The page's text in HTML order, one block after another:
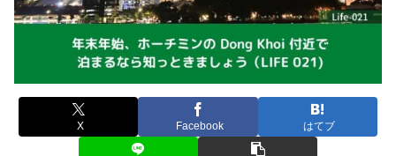
X Facebook はてブ